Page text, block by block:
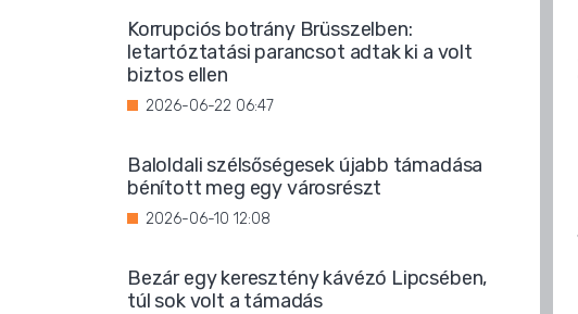
Korrupciós botrány Brüsszelben:
letartóztatási parancsot adtak ki a volt
biztos ellen
2026-06-22 06:47
Baloldali szélsőségesek újabb támadása
bénított meg egy városrészt
2026-06-10 12:08
Bezár egy keresztény kávézó Lipcsében,
túl sok volt a támadás